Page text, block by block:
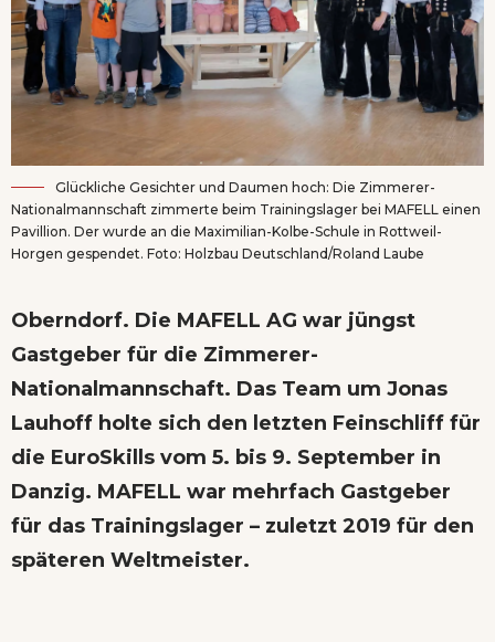
Glückliche Gesichter und Daumen hoch: Die Zimmerer-
Nationalmannschaft zimmerte beim Trainingslager bei MAFELL einen
Pavillion. Der wurde an die Maximilian-Kolbe-Schule in Rottweil-
Horgen gespendet. Foto: Holzbau Deutschland/Roland Laube
Oberndorf. Die MAFELL AG war jüngst
Gastgeber für die Zimmerer-
Nationalmannschaft. Das Team um Jonas
Lauhoff holte sich den letzten Feinschliff für
die EuroSkills vom 5. bis 9. September in
Danzig. MAFELL war mehrfach Gastgeber
für das Trainingslager – zuletzt 2019 für den
späteren Weltmeister.